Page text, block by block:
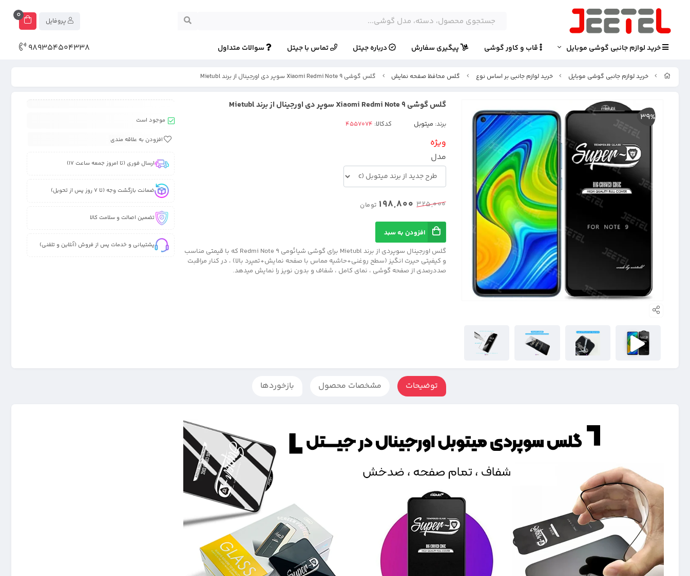
0
خرید لوازم جانبی گوشی موبایل قاب و کاور گوشی پیگیری سفارش درباره جیتل تماس با جیتل سوالات متداول 989354504338
خرید لوازم جانبی گوشی موبایل خرید لوازم جانبی بر اساس نوع گلس محافظ صفحه نمایش گلس گوشی Xiaomi Redmi Note 9 سوپر دی اورجینال از برند Mietubl
39%
گلس گوشی Xiaomi Redmi Note 9 سوپر دی اورجینال از برند Mietubl
برند: میتوبل کدکالا:
ویژه
مدل
325,000
198,800 تومان
افزودن به سبد
گلس اورجینال سوپردی از برند Mietubl برای گوشی شیائومی Redmi Note 9 که با قیمتی مناسب
و کیفیتی حیرت انگیز (سطح روغنی+حاشیه مماس با صفحه نمایش+تمپرد بالا) ، در کنار مراقبت
صددرصدی از صفحه گوشی ، نمای کامل ، شفاف و بدون نویز را نمایش میدهد.
موجود است
افزودن به علاقه مندی
ارسال فوری (تا امروز جمعه ساعت 17)
ضمانت بازگشت وجه (تا 7 روز پس از تحویل)
تضمین اصالت و سلامت کالا
پشتیبانی و خدمات پس از فروش (آنلاین و تلفنی)
توضیحات مشخصات محصول بازخوردها